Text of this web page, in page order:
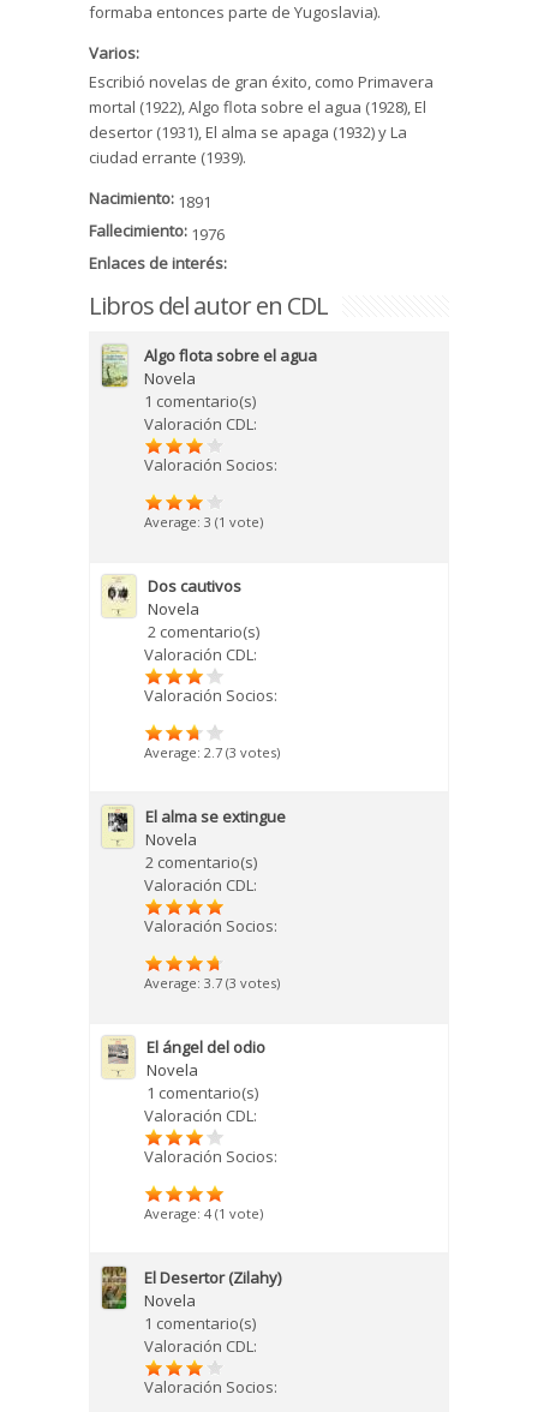
formaba entonces parte de Yugoslavia).
Varios:
Escribió novelas de gran éxito, como Primavera
mortal (1922), Algo flota sobre el agua (1928), El
desertor (1931), El alma se apaga (1932) y La
ciudad errante (1939).
Nacimiento: 1891
Fallecimiento: 1976
Enlaces de interés:
Libros del autor en CDL
Algo flota sobre el agua
Novela
1 comentario(s)
Valoración CDL:
Valoración Socios:
Average: 3 (1 vote)
Dos cautivos
Novela
2 comentario(s)
Valoración CDL:
Valoración Socios:
Average: 2.7 (3 votes)
El alma se extingue
Novela
2 comentario(s)
Valoración CDL:
Valoración Socios:
Average: 3.7 (3 votes)
El ángel del odio
Novela
1 comentario(s)
Valoración CDL:
Valoración Socios:
Average: 4 (1 vote)
El Desertor (Zilahy)
Novela
1 comentario(s)
Valoración CDL:
Valoración Socios: